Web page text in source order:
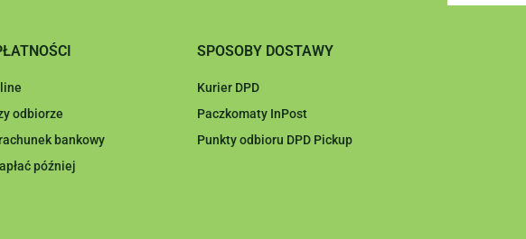
odbiorze
bankowy
później
SPOSOBY DOSTAWY
Kurier DPD
Paczkomaty InPost
Punkty odbioru DPD Pickup